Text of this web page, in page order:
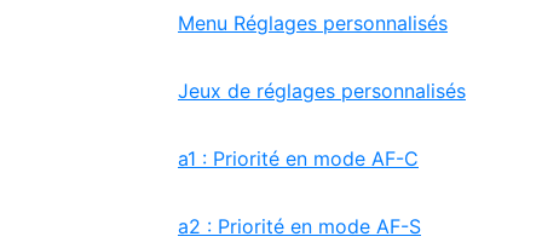
Menu Réglages personnalisés
Jeux de réglages personnalisés
a1 : Priorité en mode AF-C
a2 : Priorité en mode AF-S